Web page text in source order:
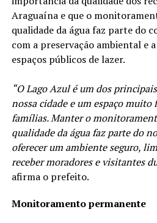
Araguaína e que o
qualidade da água faz parte do
com a preservação ambiental e
espaços públicos de lazer.
“O Lago Azul é um dos
nossa cidade e um espaço muito
famílias. Manter o
qualidade da água faz parte do
oferecer um ambiente seguro,
receber moradores e visitantes
afirma o prefeito.
Monitoramento permanente